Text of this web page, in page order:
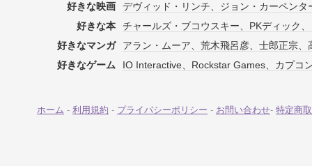
好きな映画
デヴィッド・リンチ、ジョン・カーペンタ
好きな本
チャールズ・ブコウスキー、PKディック
好きなマンガ
アラン・ムーア、荒木飛呂彦、士郎正宗、
好きなゲーム
IO Interactive、Rockstar Games、カプコ
ホーム - 利用規約 - プライバシーポリシー - お問い合わせ- 特定商